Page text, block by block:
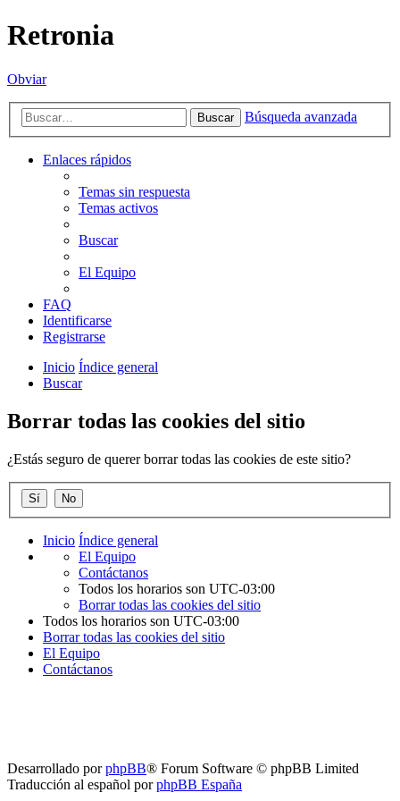
Retronia
Obviar
Buscar Búsqueda avanzada
Enlaces rápidos
Temas sin respuesta
Temas activos
Buscar
El Equipo
FAQ
Identificarse
Registrarse
Inicio Índice general
Buscar
Borrar todas las cookies del sitio
¿Estás seguro de querer borrar todas las cookies de este sitio?
Inicio Índice general
El Equipo
Contáctanos
Todos los horarios son UTC-03:00
Borrar todas las cookies del sitio
Todos los horarios son UTC-03:00
Borrar todas las cookies del sitio
El Equipo
Contáctanos
Desarrollado porphpBB® Forum Software © phpBB Limited
Traducción al español porphpBB España